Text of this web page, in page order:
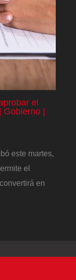
el
Gobierno |
este martes,
el
en